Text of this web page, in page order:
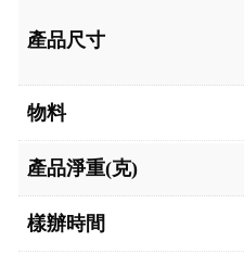
產品尺寸
物料
產品淨重(克)
樣辦時間